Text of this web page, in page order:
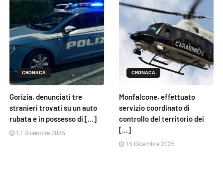
CRONACA
Gorizia, denunciati tre
stranieri trovati su un auto
rubata e in possesso di [...]
17 Dicembre 2025
CRONACA
Monfalcone, effettuato
servizio coordinato di
controllo del territorio dei
[...]
15 Dicembre 2025